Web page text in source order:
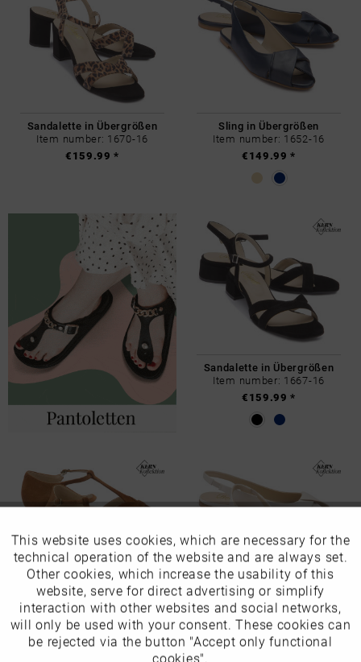
Sandalette in Übergrößen
Item number: 1670-16
€159.99 *
Sling in Übergrößen
Item number: 1652-16
€149.99 *
Sandalette in Übergrößen
Item number: 1667-16
€159.99 *
Sandale in Übergrößen
Item number: 1666-16
€159.99 *
Sling in Übergrößen
Item number: 1651-16
€149.99 *
Funktionale Active
Marketing Inactive
Tracking Inactive
This website uses cookies, which are necessary for the
technical operation of the website and are always set.
Other cookies, which increase the usability of this
website, serve for direct advertising or simplify
interaction with other websites and social networks,
will only be used with your consent. These cookies can
be rejected via the button "Accept only functional
cookies".